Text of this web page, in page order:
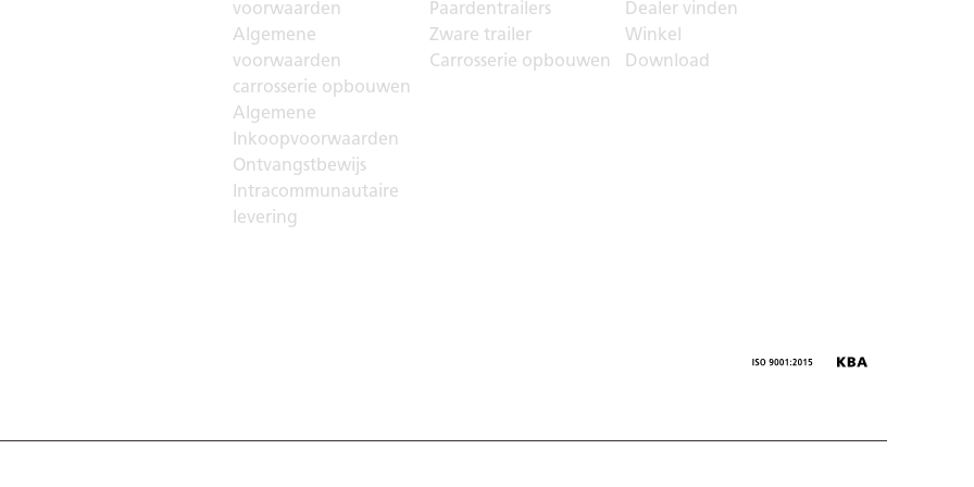
voorwaarden
Algemene
voorwaarden
carrosserie opbouwen
Algemene
Inkoopvoorwaarden
Ontvangstbewijs
Intracommunautaire
levering
Paardentrailers
Zware trailer
Carrosserie opbouwen
Dealer vinden
Winkel
Download